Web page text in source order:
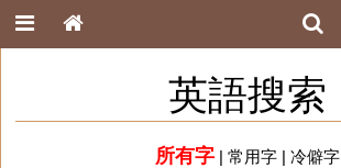
英語搜索
所有字| 常用字| 冷僻字